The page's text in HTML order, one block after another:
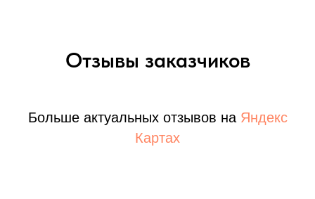
Отзывы заказчиков
Больше актуальных отзывов на Яндекс
Картах